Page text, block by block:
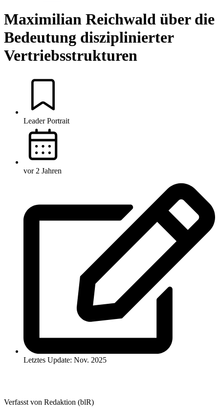
Maximilian Reichwald über die
Bedeutung disziplinierter
Vertriebsstrukturen
Leader Portrait
vor 2 Jahren
Letztes Update: Nov. 2025
Verfasst von Redaktion (blR)